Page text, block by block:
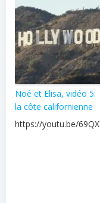
Noé et Elisa, vidéo 5:
la côte californienne
https://youtu.be/